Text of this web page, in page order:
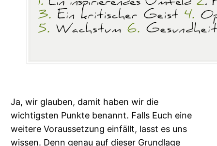
Ja, wir glauben, damit haben wir die
wichtigsten Punkte benannt. Falls Euch eine
weitere Voraussetzung einfällt, lasst es uns
wissen. Denn genau auf dieser Grundlage